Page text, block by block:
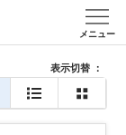
メニュー
表示切替：